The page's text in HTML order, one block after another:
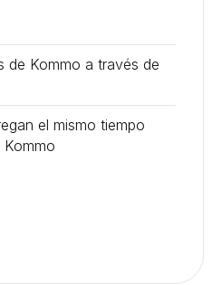
de Kommo a través de
el mismo tiempo